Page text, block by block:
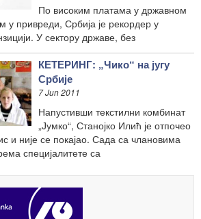
По високим платама у државном
у привреди, Србија је рекордер у
У сектору државе, без
КЕТЕРИНГ: „Чико“ на југу
Србије
7 Jun 2011
Напустивши текстилни комбинат
„Јумко“, Станојко Илић је отпочео
и није се покајао. Сада са члановима
специјалитете са